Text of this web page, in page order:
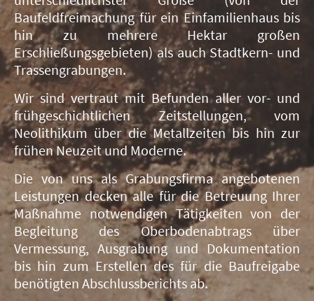
Baufeldfreimachung für ein Einfamilienhaus bis
hin zu mehrere Hektar großen
Erschließungsgebieten) als auch Stadtkern- und
Trassengrabungen.
Wir sind vertraut mit Befunden aller vor- und
frühgeschichtlichen Zeitstellungen, vom
Neolithikum über die Metallzeiten bis hin zur
frühen Neuzeit und Moderne.
Die von uns als Grabungsfirma angebotenen
Leistungen decken alle für die Betreuung Ihrer
Maßnahme notwendigen Tätigkeiten von der
Begleitung des Oberbodenabtrags über
Vermessung, Ausgrabung und Dokumentation
bis hin zum Erstellen des für die Baufreigabe
benötigten Abschlussberichts ab.